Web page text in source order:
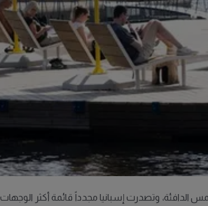
وتصدرت إسبانيا مجدداً قائمة أكثر الوجهات